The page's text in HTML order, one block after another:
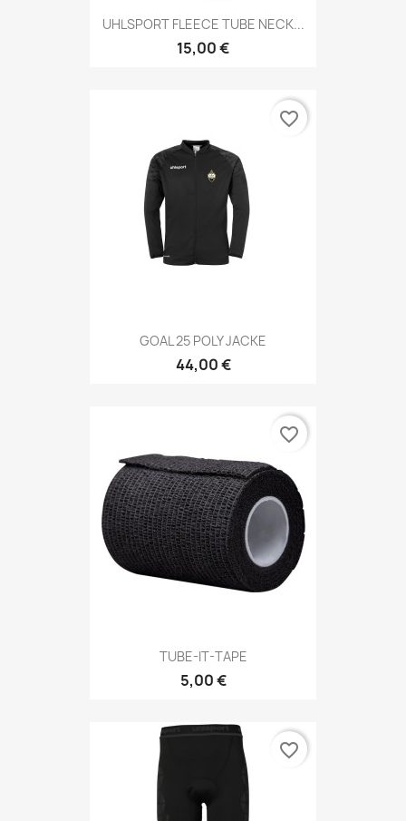
UHLSPORT FLEECE TUBE NECK...
15,00 €
GOAL 25 POLY JACKE
44,00 €
favorite_border
TUBE-IT-TAPE
5,00 €
favorite_border
favorite_border